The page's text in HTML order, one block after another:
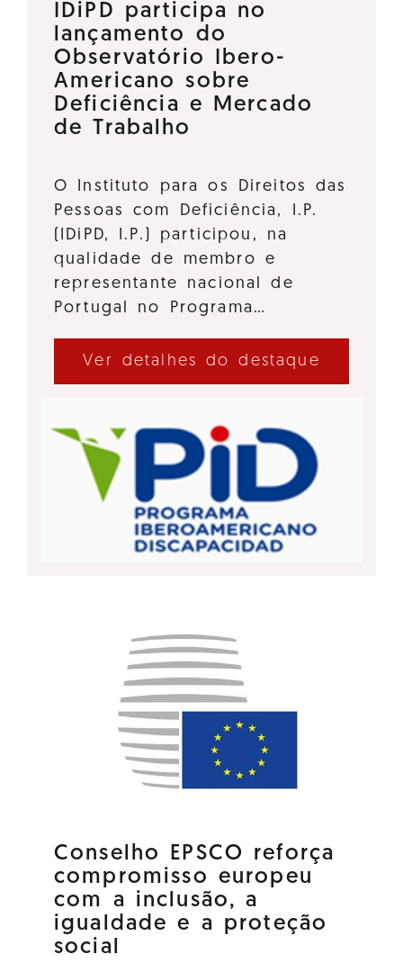
IDiPD participa no
lançamento do
Observatório Ibero-
Americano sobre
Deficiência e Mercado
de Trabalho
O Instituto para os Direitos das
Pessoas com Deficiência, I.P.
(IDiPD, I.P.) participou, na
qualidade de membro e
representante nacional de
Portugal no Programa…
Ver detalhes do destaque
Conselho EPSCO reforça
compromisso europeu
com a inclusão, a
igualdade e a proteção
social